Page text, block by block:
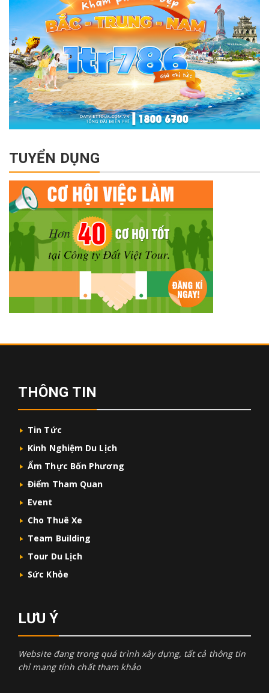
TUYỂN DỤNG
THÔNG TIN
Tin Tức
Kinh Nghiệm Du Lịch
Ẩm Thực Bốn Phương
Điểm Tham Quan
Event
Cho Thuê Xe
Team Building
Tour Du Lịch
Sức Khỏe
LƯU Ý
Website đang trong quá trình xây dựng, tất cả thông tin
chỉ mang tính chất tham khảo